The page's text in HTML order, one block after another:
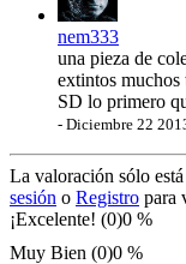
nem333
una pieza de
extintos muchos
SD lo primero
- Diciembre 22
La valoración sólo
sesión o Registro para
¡Excelente! (0)0 %
Muy Bien (0)0 %